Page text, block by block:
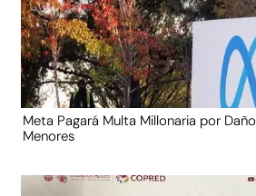
Meta Pagará Multa Millonaria por
Menores